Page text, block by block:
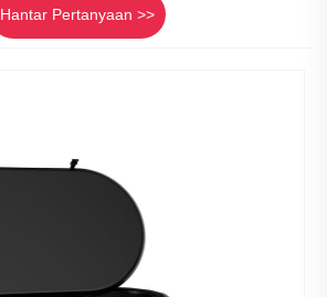
Hantar Pertanyaan >>